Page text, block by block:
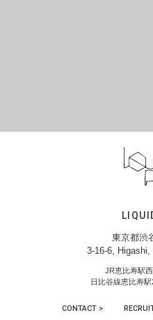
東京都渋
3-16-6,
JR恵比寿駅
日比谷線恵比寿
CONTACT >